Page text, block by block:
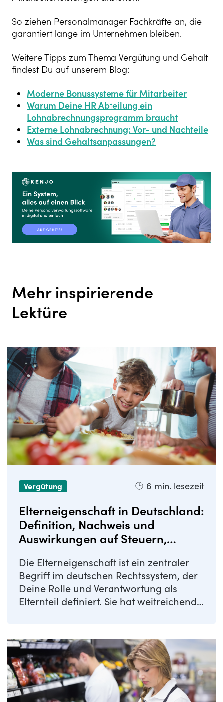
So ziehen Personalmanager Fachkräfte an, die
garantiert lange im Unternehmen bleiben.
Weitere Tipps zum Thema Vergütung und Gehalt
findest Du auf unserem Blog:
Moderne Bonussysteme für Mitarbeiter
Warum Deine HR Abteilung ein
Lohnabrechnungsprogramm braucht
Externe Lohnabrechnung: Vor- und Nachteile
Was sind Gehaltsanpassungen?
Mehr inspirierende
Lektüre
Vergütung 6 min. lesezeit
Elterneigenschaft in Deutschland:
Definition, Nachweis und
Auswirkungen auf Steuern,
Die Elterneigenschaft ist ein zentraler
Begriff im deutschen Rechtssystem, der
Deine Rolle und Verantwortung als
Elternteil definiert. Sie hat weitreichende